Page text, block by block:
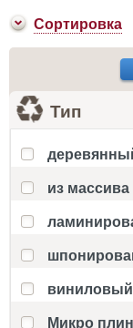
Сортировка
Тип
из массива
виниловый
Микро